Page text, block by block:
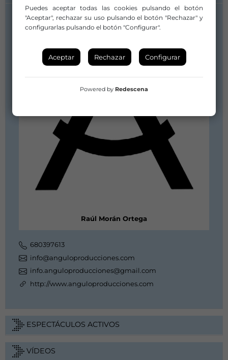
Raúl Morán Ortega
680397613
info@anguloproducciones.com
info.anguloproducciones@gmail.com
http://www.anguloproducciones.com
ESPECTÁCULOS ACTIVOS
VÍDEOS
Puedes aceptar todas las cookies pulsando el botón
"Aceptar", rechazar su uso pulsando el botón "Rechazar" y
configurarlas pulsando el botón "Configurar".
Aceptar Rechazar Configurar
Powered by Redescena